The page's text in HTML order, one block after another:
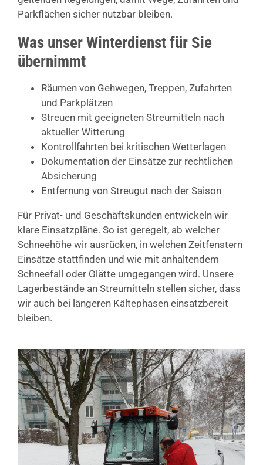
Parkflächen sicher nutzbar bleiben.
Was unser Winterdienst für Sie
übernimmt
Räumen von Gehwegen, Treppen, Zufahrten
und Parkplätzen
Streuen mit geeigneten Streumitteln nach
aktueller Witterung
Kontrollfahrten bei kritischen Wetterlagen
Dokumentation der Einsätze zur rechtlichen
Absicherung
Entfernung von Streugut nach der Saison
Für Privat- und Geschäftskunden entwickeln wir
klare Einsatzpläne. So ist geregelt, ab welcher
Schneehöhe wir ausrücken, in welchen Zeitfenstern
Einsätze stattfinden und wie mit anhaltendem
Schneefall oder Glätte umgegangen wird. Unsere
Lagerbestände an Streumitteln stellen sicher, dass
wir auch bei längeren Kältephasen einsatzbereit
bleiben.